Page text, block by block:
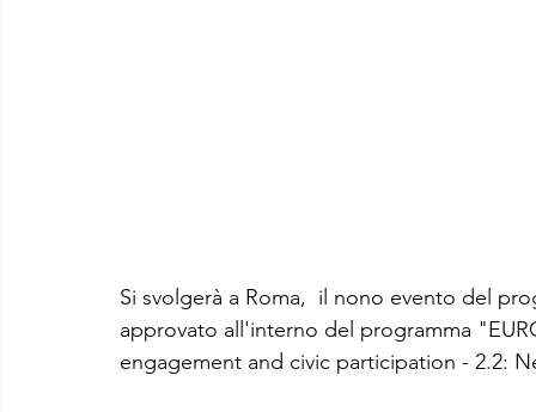
Si svolgerà a Roma,  il nono evento del
approvato all'interno del programma
engagement and civic participation - 2.2: